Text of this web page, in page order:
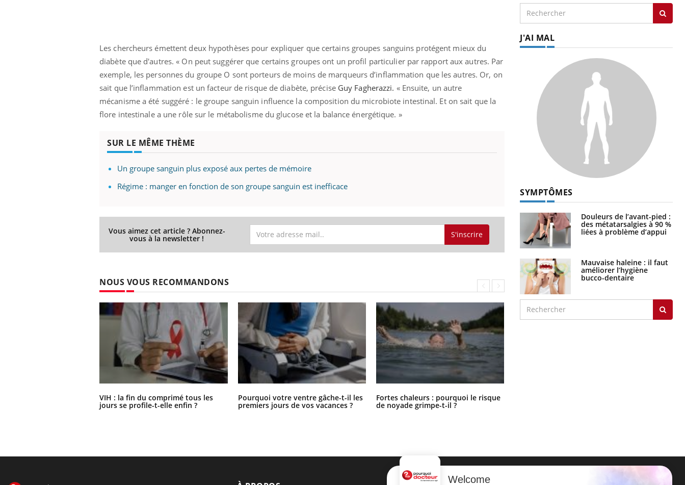
Les chercheurs émettent deux hypothèses pour expliquer que certains groupes sanguins protégent mieux du
diabète que d'autres. « On peut suggérer que certains groupes ont un profil particulier par rapport aux autres. Par
exemple, les personnes du groupe O sont porteurs de moins de marqueurs d’inflammation que les autres. Or, on
sait que l’inflammation est un facteur de risque de diabète, précise Guy Fagherazzi. « Ensuite, un autre
mécanisme a été suggéré : le groupe sanguin influence la composition du microbiote intestinal. Et on sait que la
flore intestinale a une rôle sur le métabolisme du glucose et la balance énergétique. »
SUR LE MÊME THÈME
Un groupe sanguin plus exposé aux pertes de mémoire
Régime : manger en fonction de son groupe sanguin est inefficace
Vous aimez cet article ? Abonnez-
vous à la newsletter ! S'inscrire
NOUS VOUS RECOMMANDONS
VIH : la fin du comprimé tous les
jours se profile-t-elle enfin ?
Pourquoi votre ventre gâche-t-il les
premiers jours de vos vacances ?
Fortes chaleurs : pourquoi le risque
de noyade grimpe-t-il ?
J'AI MAL
SYMPTÔMES
Douleurs de l’avant-pied :
des métatarsalgies à 90 %
liées à problème d’appui
Mauvaise haleine : il faut
améliorer l’hygiène
bucco-dentaire
Welcome